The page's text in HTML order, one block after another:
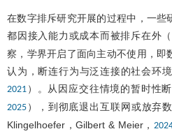
在数字排斥研究开展的过程中，一些
都因接入能力或成本而被排斥在外（
察，学界开启了面向主动不使用，即
认为，断连行为与泛连接的社会环
2021 ）。从因应交往情境的暂时性
2025 ），到彻底退出互联网或放弃
Klingelhoefer，Gilbert & Meier，